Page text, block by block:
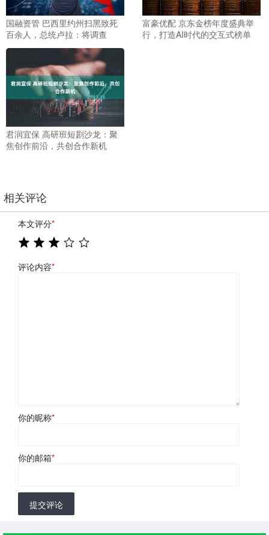
国融资管 巴西里约州扫黑致死
百余人，总统卢拉：将调查
富豪优配 京东金榜年度盛典举
行，打造AI时代的交互式榜单
君润宜保 高研班短剧沙龙：聚
焦创作前沿，共创合作新机
相关评论
本文评分*
评论内容*
你的昵称*
你的邮箱*
提交评论